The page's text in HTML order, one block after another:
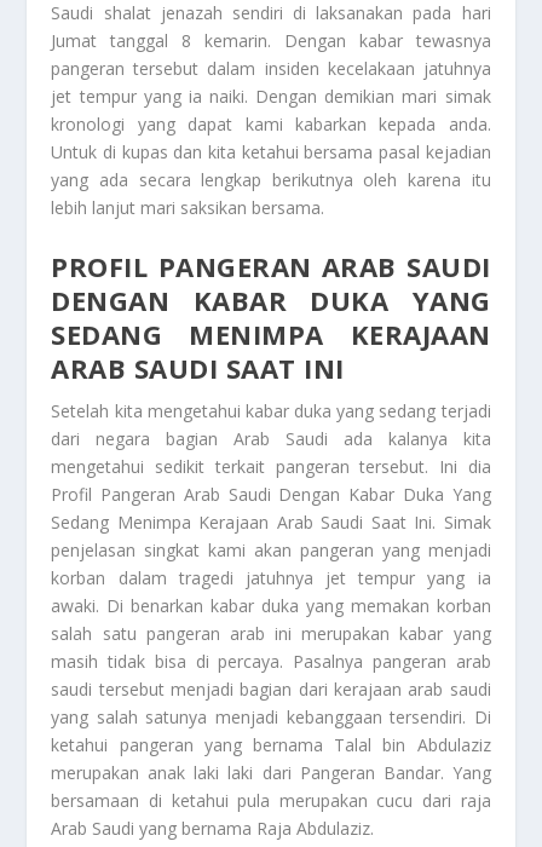
Saudi shalat jenazah sendiri di laksanakan pada hari
Jumat tanggal 8 kemarin. Dengan kabar tewasnya
pangeran tersebut dalam insiden kecelakaan jatuhnya
jet tempur yang ia naiki. Dengan demikian mari simak
kronologi yang dapat kami kabarkan kepada anda.
Untuk di kupas dan kita ketahui bersama pasal kejadian
yang ada secara lengkap berikutnya oleh karena itu
lebih lanjut mari saksikan bersama.
PROFIL PANGERAN ARAB SAUDI
DENGAN KABAR DUKA YANG
SEDANG MENIMPA KERAJAAN
ARAB SAUDI SAAT INI
Setelah kita mengetahui kabar duka yang sedang terjadi
dari negara bagian Arab Saudi ada kalanya kita
mengetahui sedikit terkait pangeran tersebut. Ini dia
Profil Pangeran Arab Saudi Dengan Kabar Duka Yang
Sedang Menimpa Kerajaan Arab Saudi Saat Ini. Simak
penjelasan singkat kami akan pangeran yang menjadi
korban dalam tragedi jatuhnya jet tempur yang ia
awaki. Di benarkan kabar duka yang memakan korban
salah satu pangeran arab ini merupakan kabar yang
masih tidak bisa di percaya. Pasalnya pangeran arab
saudi tersebut menjadi bagian dari kerajaan arab saudi
yang salah satunya menjadi kebanggaan tersendiri. Di
ketahui pangeran yang bernama Talal bin Abdulaziz
merupakan anak laki laki dari Pangeran Bandar. Yang
bersamaan di ketahui pula merupakan cucu dari raja
Arab Saudi yang bernama Raja Abdulaziz.